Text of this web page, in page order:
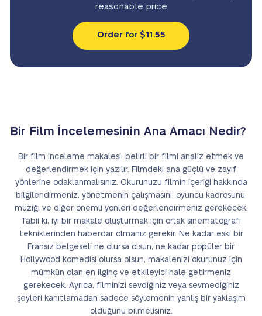
reasonable price
Order for $11.55
Bir Film İncelemesinin Ana Amacı Nedir?
Bir film inceleme makalesi, belirli bir filmi analiz etmek ve
değerlendirmek için yazılır. Filmdeki ana güçlü ve zayıf
yönlerine odaklanmalısınız. Okurunuzu filmin içeriği hakkında
bilgilendirmeniz, yönetmenin çalışmasını, oyuncu kadrosunu,
müziği ve diğer önemli yönleri değerlendirmeniz gerekecek.
Tabii ki, iyi bir makale oluşturmak için ortak sinematografi
tekniklerinden haberdar olmanız gerekir. Ne kadar eski bir
Fransız belgeseli ne olursa olsun, ne kadar popüler bir
Hollywood komedisi olursa olsun, makalenizi okurunuz için
mümkün olan en ilginç ve etkileyici hale getirmeniz
gerekecek. Ayrıca, filminizi sevdiğiniz veya sevmediğiniz
şeyleri kanıtlamadan sadece söylemenin yanlış bir yaklaşım
olduğunu bilmelisiniz.